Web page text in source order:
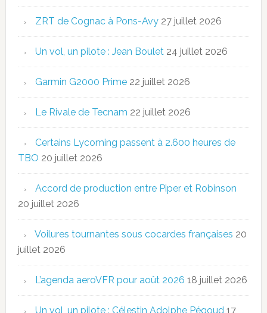
ZRT de Cognac à Pons-Avy 27 juillet 2026
Un vol, un pilote : Jean Boulet 24 juillet 2026
Garmin G2000 Prime 22 juillet 2026
Le Rivale de Tecnam 22 juillet 2026
Certains Lycoming passent à 2.600 heures de
TBO 20 juillet 2026
Accord de production entre Piper et Robinson
20 juillet 2026
Voilures tournantes sous cocardes françaises 20
juillet 2026
L’agenda aeroVFR pour août 2026 18 juillet 2026
Un vol, un pilote : Célestin Adolphe Pégoud 17